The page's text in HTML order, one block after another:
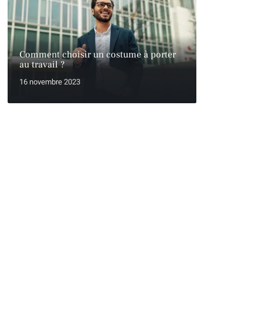
Comment choisir un costume à porter
au travail ?
16 novembre 2023